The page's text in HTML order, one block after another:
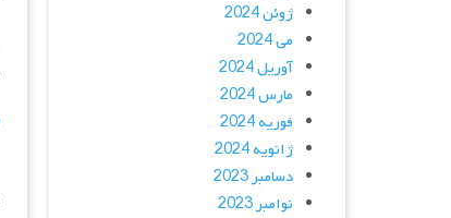
ژوئن 2024
می 2024
آوریل 2024
مارس 2024
فوریه 2024
ژانویه 2024
دسامبر 2023
نوامبر 2023